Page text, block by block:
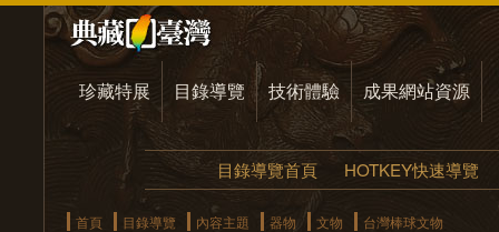
珍藏特展 目錄導覽 技術體驗 成果網站資源
目錄導覽首頁 HOTKEY快速導覽
首頁 目錄導覽 內容主題 器物 文物
台灣棒球文物